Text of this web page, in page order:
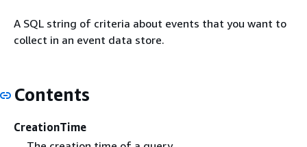
A SQL string of criteria about events that you want to
collect in an event data store.
Contents
CreationTime